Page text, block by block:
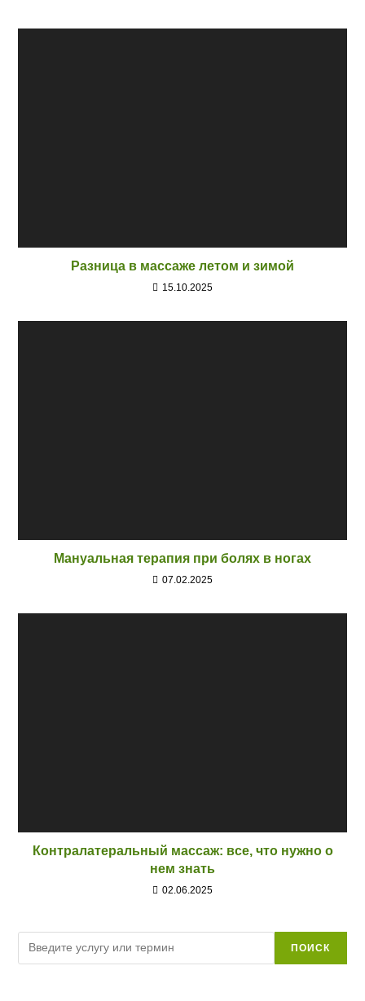
Разница в массаже летом и зимой
15.10.2025
Мануальная терапия при болях в ногах
07.02.2025
Контралатеральный массаж: все, что нужно о
нем знать
02.06.2025
ПОИСК